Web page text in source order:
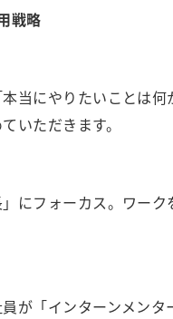
戦略
当にやりたいことは
いただきます。
にフォーカス。ワー
が「インターンメン